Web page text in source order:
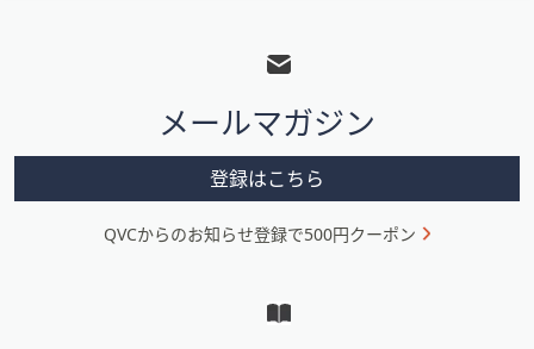
メ
ニ
メールマガジン
登録はこちら
QVCからのお知らせ登録で500円クーポン